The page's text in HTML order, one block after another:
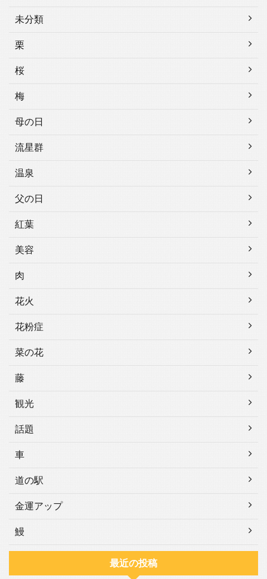
未分類
栗
桜
梅
母の日
流星群
温泉
父の日
紅葉
美容
肉
花火
花粉症
菜の花
藤
観光
話題
車
道の駅
金運アップ
鰻
最近の投稿